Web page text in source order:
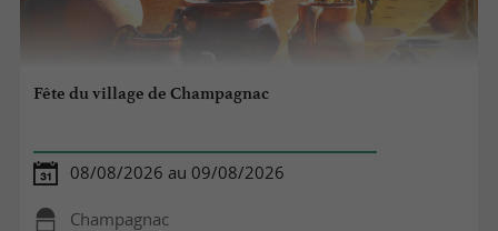
Fête du village de Champagnac
08/08/2026 au 09/08/2026
Champagnac